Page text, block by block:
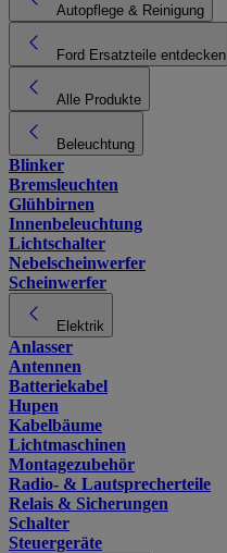
Autopflege & Reinigung
Ford Ersatzteile entdecken
Alle Produkte
Beleuchtung
Blinker
Bremsleuchten
Glühbirnen
Innenbeleuchtung
Lichtschalter
Nebelscheinwerfer
Scheinwerfer
Elektrik
Anlasser
Antennen
Batteriekabel
Hupen
Kabelbäume
Lichtmaschinen
Montagezubehör
Radio- & Lautsprecherteile
Relais & Sicherungen
Schalter
Steuergeräte